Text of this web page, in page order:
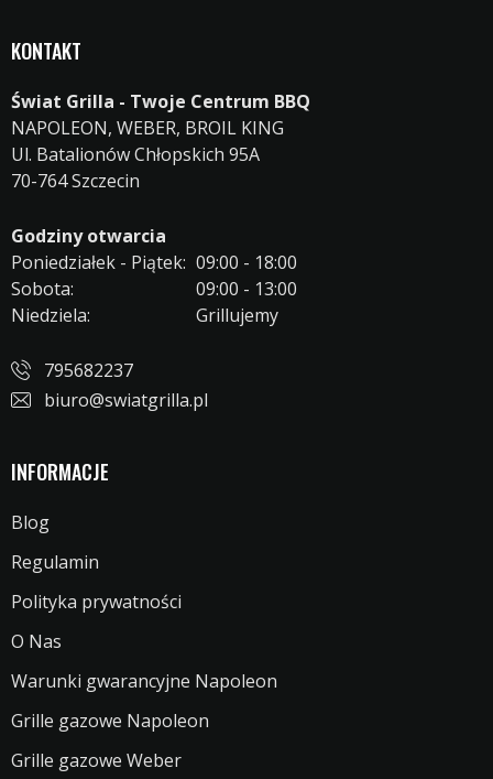
KONTAKT
Świat Grilla - Twoje Centrum BBQ
NAPOLEON, WEBER, BROIL KING
Ul. Batalionów Chłopskich 95A
70-764 Szczecin
Godziny otwarcia
Poniedziałek - Piątek: 09:00 - 18:00
Sobota:
09:00 - 13:00
Niedziela:
Grillujemy
795682237
biuro@swiatgrilla.pl
INFORMACJE
Blog
Regulamin
Polityka prywatności
O Nas
Warunki gwarancyjne Napoleon
Grille gazowe Napoleon
Grille gazowe Weber